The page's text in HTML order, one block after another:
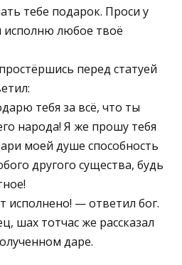
тебе подарок. Проси у
исполню любое твоё
перед статуей
тебя за всё, что ты
народа! Я же прошу тебя
моей душе способность
другого существа, будь
исполнено! — ответил бог.
шах тотчас же рассказал
даре.